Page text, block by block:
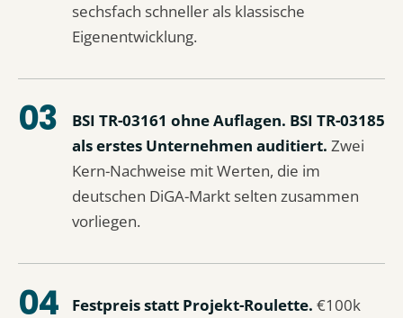
sechsfach schneller als klassische
Eigenentwicklung.
BSI TR-03161 ohne Auflagen. BSI TR-03185
als erstes Unternehmen auditiert. Zwei
Kern-Nachweise mit Werten, die im
deutschen DiGA-Markt selten zusammen
vorliegen.
Festpreis statt Projekt-Roulette. €100k